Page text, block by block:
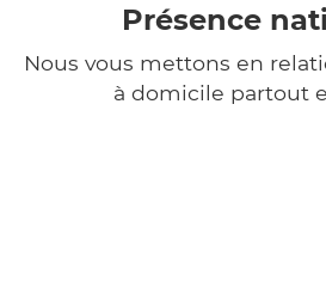
Présence
Nous vous mettons en
à domicile partout